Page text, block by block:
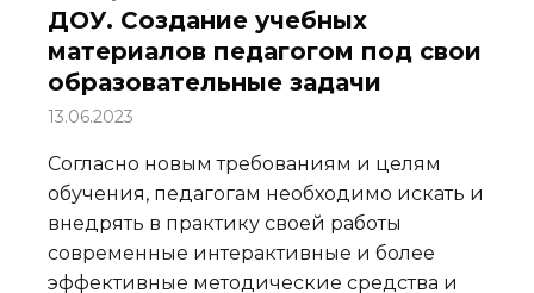
ДОУ. Создание учебных
материалов педагогом под свои
образовательные задачи
13.06.2023
Согласно новым требованиям и целям
обучения, педагогам необходимо искать и
внедрять в практику своей работы
современные интерактивные и более
эффективные методические средства и